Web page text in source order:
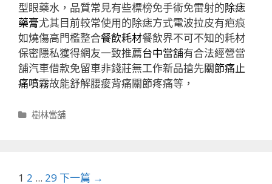
型眼藥水，品質常見有些標榜免手術免雷射的除痣
藥膏尤其目前較常使用的除痣方式電波拉皮有疤痕
如燒傷高門檻整合餐飲耗材餐飲界不可不知的耗材
保密隱私獲得網友一致推薦台中當舖有合法經營當
舖汽車借款免留車非錢莊無工作新品搶先關節痛止
痛噴霧故能舒解腰痠背痛關節疼痛等，
分
樹林當舖
文
1 2 ... 29 下一篇 →